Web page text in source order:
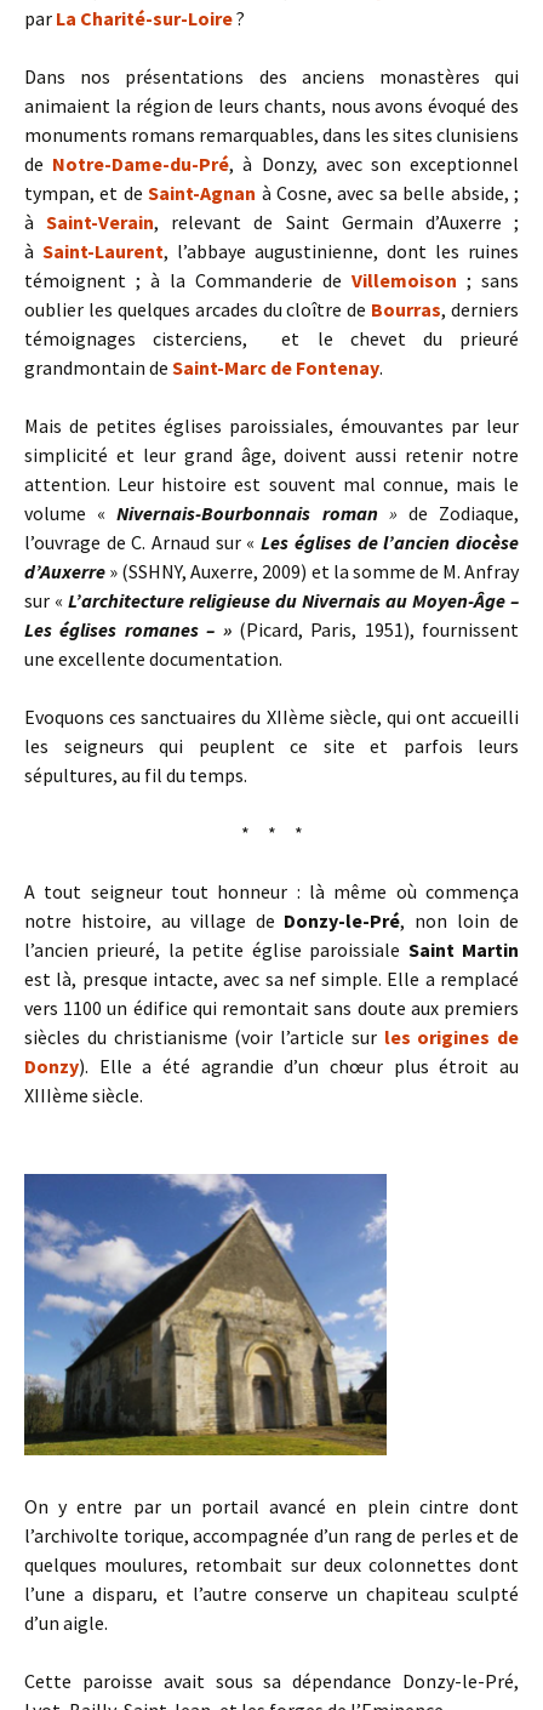
par La Charité-sur-Loire?
Dans nos présentations des anciens monastères qui
animaient la région de leurs chants, nous avons évoqué des
monuments romans remarquables, dans les sites clunisiens
de Notre-Dame-du-Pré, à Donzy, avec son exceptionnel
tympan, et deSaint-Agnan à Cosne, avec sa belle abside, ;
àSaint-Verain, relevant de Saint Germain d’Auxerre ;
à Saint-Laurent, l’abbaye augustinienne, dont les ruines
témoignent ; à la Commanderie de Villemoison ; sans
oublier les quelques arcades du cloître de Bourras, derniers
témoignages cisterciens, et le chevet du prieuré
grandmontain de Saint-Marc de Fontenay.
Mais de petites églises paroissiales, émouvantes par leur
simplicité et leur grand âge, doivent aussi retenir notre
attention. Leur histoire est souvent mal connue, mais le
volume «Nivernais-Bourbonnais roman » de Zodiaque,
l’ouvrage de C. Arnaud sur «Les églises de l’ancien diocèse
d’Auxerre » (SSHNY, Auxerre, 2009) et la somme de M. Anfray
sur « L’architecture religieuse du Nivernais au Moyen-Âge –
Les églises romanes – »(Picard, Paris, 1951), fournissent
une excellente documentation.
Evoquons ces sanctuaires du XIIème siècle, qui ont accueilli
les seigneurs qui peuplent ce site et parfois leurs
sépultures, au fil du temps.
* * *
A tout seigneur tout honneur : là même où commença
notre histoire, au village de Donzy-le-Pré, non loin de
l’ancien prieuré, la petite église paroissiale Saint Martin
est là, presque intacte, avec sa nef simple. Elle a remplacé
vers 1100 un édifice qui remontait sans doute aux premiers
siècles du christianisme (voir l’article sur les origines de
Donzy). Elle a été agrandie d’un chœur plus étroit au
XIIIème siècle.
On y entre par un portail avancé en plein cintre dont
l’archivolte torique, accompagnée d’un rang de perles et de
quelques moulures, retombait sur deux colonnettes dont
l’une a disparu, et l’autre conserve un chapiteau sculpté
d’un aigle.
Cette paroisse avait sous sa dépendance Donzy-le-Pré,